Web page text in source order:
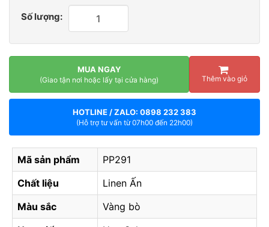
Số lượng:
MUA NGAY
(Giao tận nơi hoặc lấy tại cửa hàng) Thêm vào giỏ
HOTLINE / ZALO: 0898 232 383
(Hỗ trợ tư vấn từ 07h00 đến 22h00)
Mã sản phẩm
PP291
Chất liệu
Linen Ấn
Màu sắc
Vàng bò